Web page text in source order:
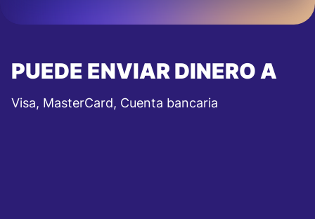
PUEDE ENVIAR DINERO A
Visa, MasterCard, Cuenta bancaria